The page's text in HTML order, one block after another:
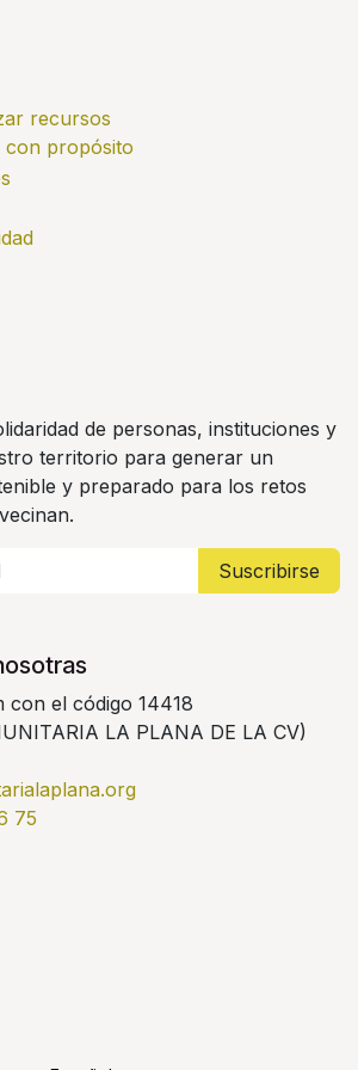
recursos
con propósito
de personas, instituciones y
territorio para generar un
y preparado para los retos
Suscribirse
con el código 14418
LA PLANA DE LA CV)
75